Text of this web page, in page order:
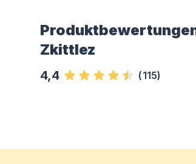
Zkittlez
4,4 (115)